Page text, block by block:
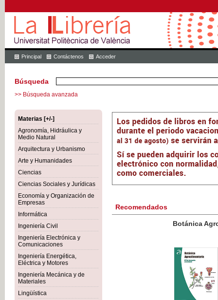
Principal Contáctenos Acceder
Búsqueda
>> Búsqueda avanzada
Materias [+/-]
Agronomía, Hidráulica y
Medio Natural
Arquitectura y Urbanismo
Arte y Humanidades
Ciencias
Ciencias Sociales y Jurídicas
Economía y Organización de
Empresas
Informática
Ingeniería Civil
Ingeniería Electrónica y
Comunicaciones
Ingeniería Energética,
Eléctrica y Motores
Ingeniería Mecánica y de
Materiales
Lingüística
Recomendados
Botánica Agroalimentaria
IVA